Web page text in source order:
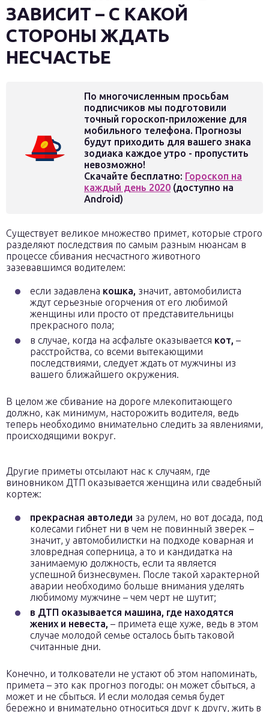
ЗАВИСИТ – С КАКОЙ
СТОРОНЫ ЖДАТЬ
НЕСЧАСТЬЕ
По многочисленным просьбам
подписчиков мы подготовили
точный гороскоп-приложение для
мобильного телефона. Прогнозы
будут приходить для вашего знака
зодиака каждое утро - пропустить
невозможно!
Скачайте бесплатно: Гороскоп на
каждый день 2020 (доступно на
Android)
Существует великое множество примет, которые строго
разделяют последствия по самым разным нюансам в
процессе сбивания несчастного животного
зазевавшимся водителем:
если задавлена кошка, значит, автомобилиста
ждут серьезные огорчения от его любимой
женщины или просто от представительницы
прекрасного пола;
в случае, когда на асфальте оказывается кот, –
расстройства, со всеми вытекающими
последствиями, следует ждать от мужчины из
вашего ближайшего окружения.
В целом же сбивание на дороге млекопитающего
должно, как минимум, насторожить водителя, ведь
теперь необходимо внимательно следить за явлениями,
происходящими вокруг.
Другие приметы отсылают нас к случаям, где
виновником ДТП оказывается женщина или свадебный
кортеж:
прекрасная автоледи за рулем, но вот досада, под
колесами гибнет ни в чем не повинный зверек –
значит, у автомобилистки на подходе коварная и
зловредная соперница, а то и кандидатка на
занимаемую должность, если та является
успешной бизнесвумен. После такой характерной
аварии необходимо больше внимания уделять
любимому мужчине – чем черт не шутит;
в ДТП оказывается машина, где находятся
жених и невеста, – примета еще хуже, ведь в этом
случае молодой семье осталось быть таковой
считанные дни.
Конечно, и толкователи не устают об этом напоминать,
примета – это как прогноз погоды: он может сбыться, а
может и не сбыться. И если молодая семья будет
бережно и внимательно относиться друг к другу, жить в